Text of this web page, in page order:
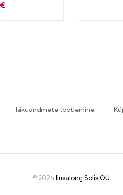
€
Isikuandmete töötlemine
© 2025 Ilusalong Solis OÜ